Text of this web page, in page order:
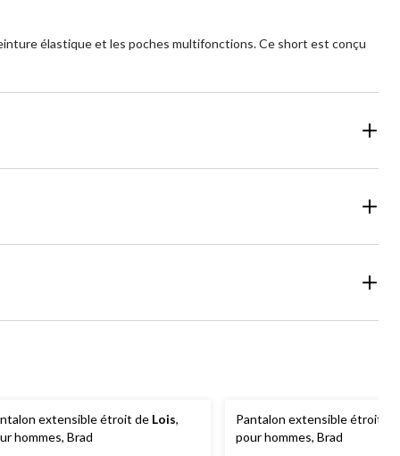
élastique et les poches multifonctions. Ce short est conçu
extensible étroit de Lois,
hommes, Brad
Pantalon extensible étroit
pour hommes, Brad